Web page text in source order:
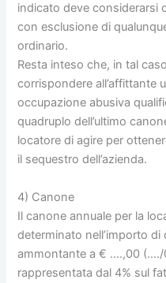
indicato deve considerarsi
con esclusione di
ordinario.
Resta inteso che, in tal
corrispondere all’affittante
occupazione abusiva
quadruplo dell’ultimo
locatore di agire per
il sequestro dell’azienda.
4) Canone
Il canone annuale per la
determinato nell’importo di
ammontante a € ….,00 (…./
rappresentata dal 4% sul